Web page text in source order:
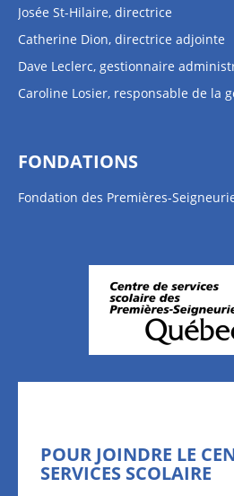
Josée St-Hilaire, directrice
Catherine Dion, directrice adjointe
Dave Leclerc, gestionnaire
Caroline Losier, responsable de la
FONDATIONS
Fondation des Premières-
POUR JOINDRE LE
SERVICES SCOLAIRE